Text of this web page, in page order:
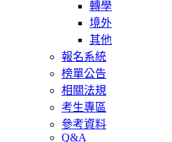
轉學
境外
其他
報名系統
榜單公告
相關法規
考生專區
參考資料
Q&A